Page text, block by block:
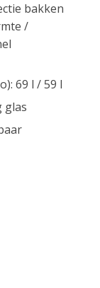
bakken
/
69 l / 59 l
glas